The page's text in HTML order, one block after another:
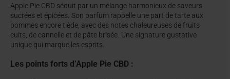
Apple Pie CBD séduit par un mélange harmonieux de saveurs
sucrées et épicées. Son parfum rappelle une part de tarte aux
pommes encore tiède, avec des notes chaleureuses de fruits
cuits, de cannelle et de pâte brisée. Une signature gustative
unique qui marque les esprits.
Les points forts d’Apple Pie CBD :